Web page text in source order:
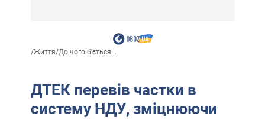
/Життя/До чого б'ється...
ДТЕК перевів частки в
систему НДУ, зміцнюючи